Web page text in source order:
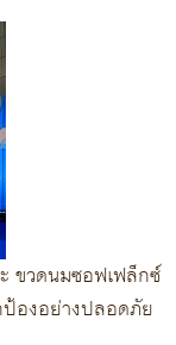
ขวดนมซอฟเฟล็กซ์
องอย่างปลอดภัย